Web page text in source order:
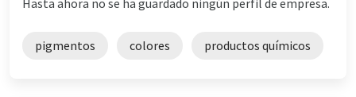
pigmentos colores productos químicos